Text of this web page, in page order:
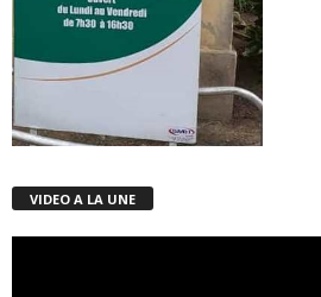
VIDEO A LA UNE